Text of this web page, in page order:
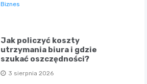
Biznes
Jak policzyć koszty
utrzymania biura i gdzie
szukać oszczędności?
3 sierpnia 2026